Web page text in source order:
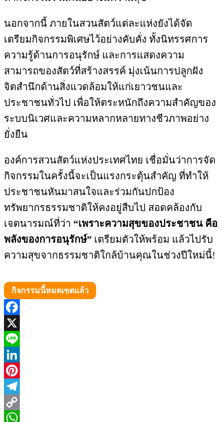
นอกจากนี้ ภายในสวนสัตว์แต่ละแห่งยังได้จัด
เตรียมกิจกรรมพิเศษไว้อย่างคับคั่ง ทั้งนิทรรศการ
ความรู้ด้านการอนุรักษ์ และการแสดงความ
สามารถของสัตว์ที่สร้างสรรค์ มุ่งเน้นการปลูกฝัง
จิตสำนึกด้านสิ่งแวดล้อมให้แก่เยาวชนและ
ประชาชนทั่วไป เพื่อให้ตระหนักถึงความสำคัญของ
ระบบนิเวศและความหลากหลายทางชีวภาพอย่าง
ยั่งยืน
องค์การสวนสัตว์แห่งประเทศไทย เชื่อมั่นว่าการจัด
กิจกรรมในครั้งนี้จะเป็นแรงกระตุ้นสำคัญ ที่ทำให้
ประชาชนหันมาสนใจและร่วมกันปกป้อง
ทรัพยากรธรรมชาติให้คงอยู่สืบไป สอดคล้องกับ
เจตนารมณ์ที่ว่า “เพราะความสุขของประชาชน คือ
พลังของการอนุรักษ์” เตรียมตัวให้พร้อม แล้วไปรับ
ความสุขจากธรรมชาติใกล้บ้านคุณในช่วงปีใหม่นี้!
กิจกรรมนี้หมดเขตแล้ว
Facebook
X
Line
LinkedIn
Pinterest
Telegram
Copy